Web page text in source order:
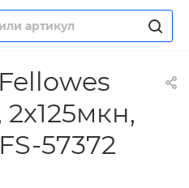
2х125мкн,
57372